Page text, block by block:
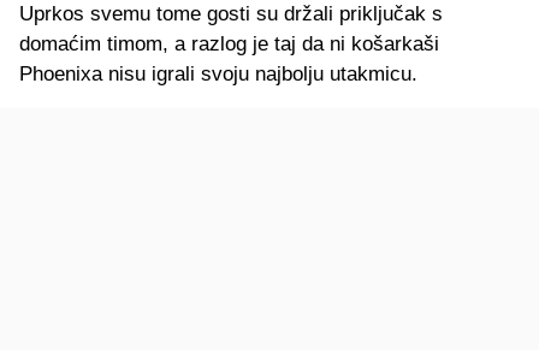
Uprkos svemu tome gosti su držali priključak s
domaćim timom, a razlog je taj da ni košarkaši
Phoenixa nisu igrali svoju najbolju utakmicu.